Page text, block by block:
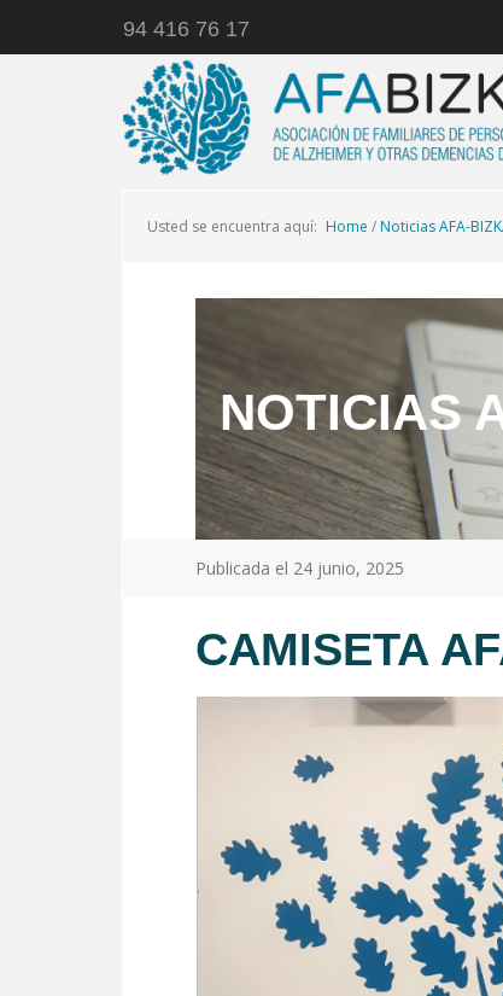
94 416 76 17
Usted se encuentra aquí: Home / Noticias AFA-
NOTICIAS
Publicada el 24 junio, 2025
CAMISETA